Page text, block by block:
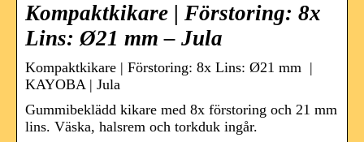
Kompaktkikare | Förstoring: 8x
Lins: Ø21 mm – Jula
Kompaktkikare | Förstoring: 8x Lins: Ø21 mm |
KAYOBA | Jula
Gummibeklädd kikare med 8x förstoring och 21 mm
lins. Väska, halsrem och torkduk ingår.